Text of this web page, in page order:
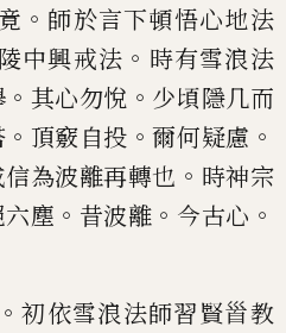
。 師於言下頓悟心地法
中興戒法 。 時有雪浪法
。 其心勿悅 。 少頃隱几而
。 頂竅自投 。爾何疑慮 。
信為波離再轉也 。 時神宗
六塵 。 昔波離 。 今古心 。
。初依雪浪法師習賢𩠐教